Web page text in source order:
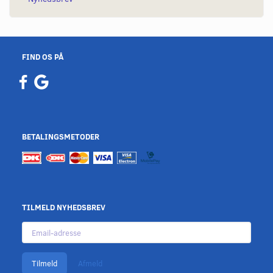
FIND OS PÅ
BETALINGSMETODER
TILMELD NYHEDSBREV
Email-
adresse
Tilmeld Afmeld